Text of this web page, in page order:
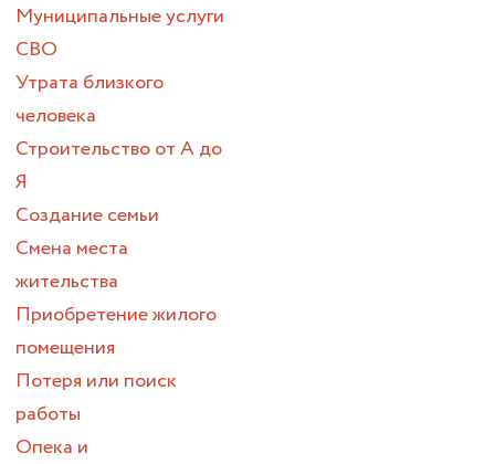
Муниципальные услуги
СВО
Утрата близкого
человека
Строительство от А до
Я
Создание семьи
Смена места
жительства
Приобретение жилого
помещения
Потеря или поиск
работы
Опека и